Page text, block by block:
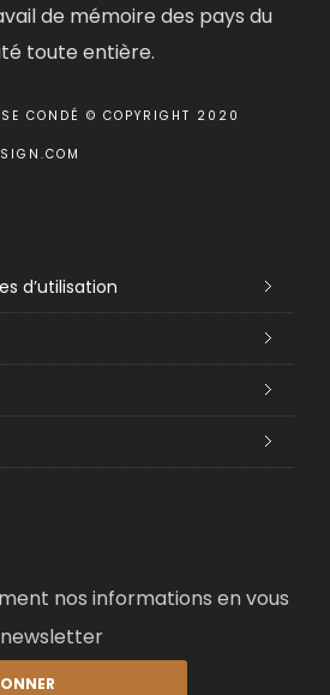
de mémoire des pays du
toute entière.
CONDÉ © COPYRIGHT 2020
d’utilisation
nos informations en vous